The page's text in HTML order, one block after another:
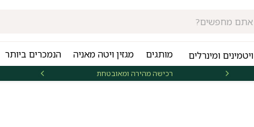
ויטמינים ומינרלים מותגים מגזין ויטה מאניה הנמכרים ביותר
רכישה מהירה ומאובטחת